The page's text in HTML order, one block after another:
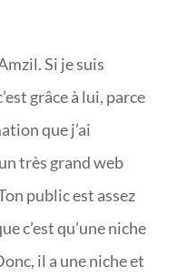
Si je suis
grâce à lui, parce
que j’ai
très grand web
public est assez
c’est qu’une niche
il a une niche et